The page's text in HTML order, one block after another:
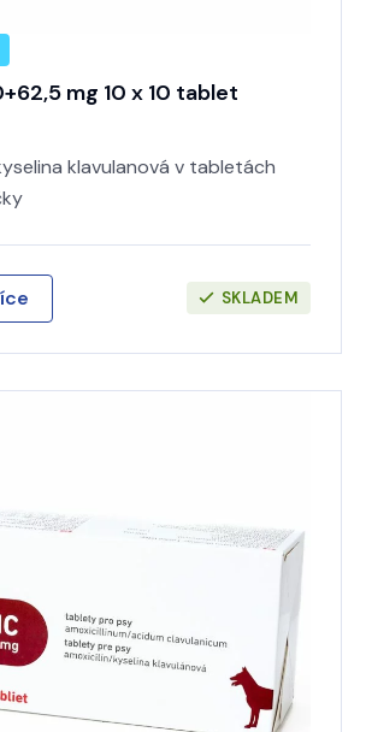
mg 10 x 10 tablet
klavulanová v tabletách
SKLADEM